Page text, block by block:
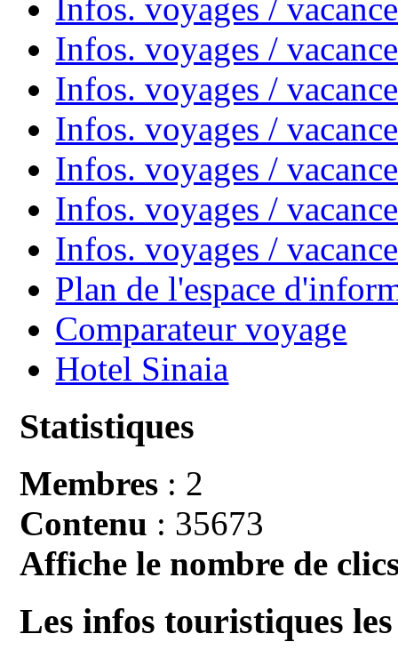
Infos. voyages /
Infos. voyages /
Infos. voyages /
Infos. voyages /
Infos. voyages /
Infos. voyages /
Infos. voyages /
Plan de l'espace
Comparateur voyage
Hotel Sinaia
Statistiques
Membres : 2
Contenu : 35673
Affiche le nombre de
Les infos touristiques